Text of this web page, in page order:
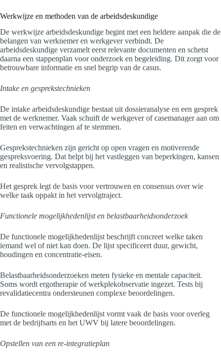
Werkwijze en methoden van de arbeidsdeskundige
De werkwijze arbeidsdeskundige begint met een heldere aanpak die de
belangen van werknemer en werkgever verbindt. De
arbeidsdeskundige verzamelt eerst relevante documenten en schetst
daarna een stappenplan voor onderzoek en begeleiding. Dit zorgt voor
betrouwbare informatie en snel begrip van de casus.
Intake en gesprekstechnieken
De intake arbeidsdeskundige bestaat uit dossieranalyse en een gesprek
met de werknemer. Vaak schuift de werkgever of casemanager aan om
feiten en verwachtingen af te stemmen.
Gesprekstechnieken zijn gericht op open vragen en motiverende
gespreksvoering. Dat helpt bij het vastleggen van beperkingen, kansen
en realistische vervolgstappen.
Het gesprek legt de basis voor vertrouwen en consensus over wie
welke taak oppakt in het vervolgtraject.
Functionele mogelijkhedenlijst en belastbaarheidsonderzoek
De functionele mogelijkhedenlijst beschrijft concreet welke taken
iemand wel of niet kan doen. De lijst specificeert duur, gewicht,
houdingen en concentratie-eisen.
Belastbaarheidsonderzoeken meten fysieke en mentale capaciteit.
Soms wordt ergotherapie of werkplekobservatie ingezet. Tests bij
revalidatiecentra ondersteunen complexe beoordelingen.
De functionele mogelijkhedenlijst vormt vaak de basis voor overleg
met de bedrijfsarts en het UWV bij latere beoordelingen.
Opstellen van een re-integratieplan